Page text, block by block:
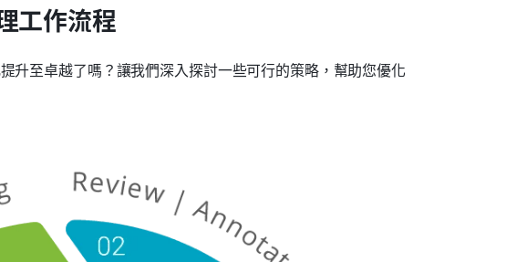
工作流程
升至卓越了嗎？讓我們深入探討一些可行的策略，幫助您優化